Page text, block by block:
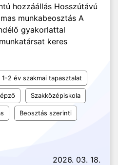
hozzáállás Hosszútávú
munkabeosztás A
gyakorlattal
keres
1-2 év szakmai tapasztalat
Szakközépiskola
Beosztás szerinti
2026. 03. 18.